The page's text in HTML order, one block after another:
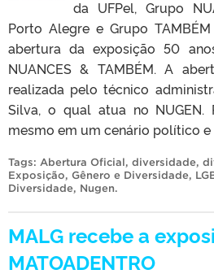
da UFPel, Grupo
Porto Alegre e Grupo
abertura da exposição 50
NUANCES & TAMBÉM. A
realizada pelo técnico
Silva, o qual atua no NUGEN.
mesmo em um cenário político
Tags: Abertura Oficial, diversidade,
Exposição, Gênero e Diversidade,
Diversidade, Nugen.
MALG recebe a
MATOADENTRO